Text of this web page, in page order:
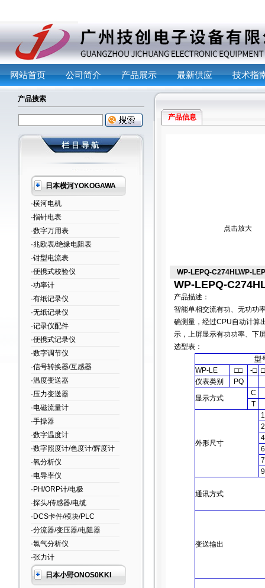
网站首页 公司简介 产品展示 最新供应 技术指
产品搜索
日本横河YOKOGAWA
·横河电机
·指针电表
·数字万用表
·兆欧表/绝缘电阻表
·钳型电流表
·便携式校验仪
·功率计
·有纸记录仪
·无纸记录仪
·记录仪配件
·便携式记录仪
·数字调节仪
·信号转换器/互感器
·温度变送器
·压力变送器
·电磁流量计
·手操器
·数字温度计
·数字照度计/色度计/辉度计
·氧分析仪
·电导率仪
·PH/ORP计/电极
·探头/传感器/电缆
·DCS卡件/模块/PLC
·分流器/变压器/电阻器
·氯气分析仪
·张力计
日本小野ONOS0KKI
产品信息
点击放大
WP-LEPQ-C274HLWP-
WP-LEPQ-
产品描述：
智能单相交流有功、无功功
确测量，经过CPU自动计算
示，上屏显示有功功率、下
选型表：
型
WP-LE
□□ -□ □
仪表类别
PQ
显示方式
C
T
外形尺寸
1
2
4
6
7
9
通讯方式
变送输出